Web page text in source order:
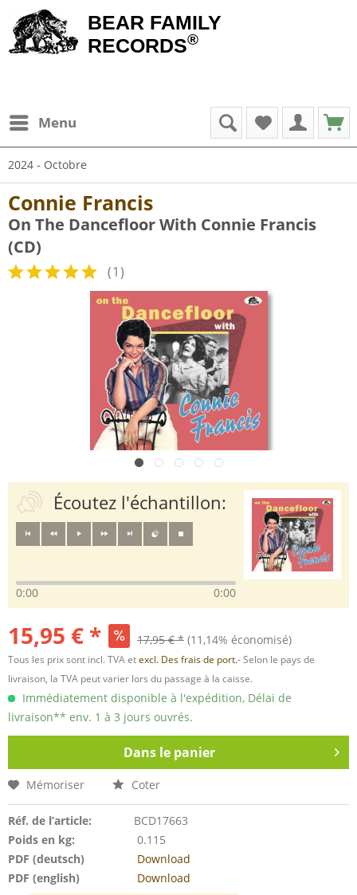
BEAR FAMILY
RECORDS®
Menu
2024 - Octobre
Connie Francis
On The Dancefloor With Connie Francis
(CD)
(1)
Écoutez l'échantillon:
0:00 0:00
15,95 € * 17,95 € * (11,14% économisé)
Tous les prix sont incl. TVA etexcl. Des frais de port.- Selon le pays de
livraison, la TVA peut varier lors du passage à la caisse.
Immédiatement disponible à l'expédition, Délai de
livraison** env. 1 à 3 jours ouvrés.
Dans le panier
Mémoriser Coter
Réf. de l’article:
BCD17663
Poids en kg:
0.115
PDF (deutsch)
Download
PDF (english)
Download